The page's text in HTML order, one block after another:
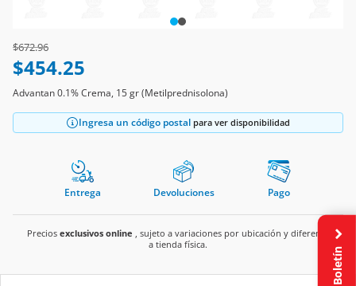
Price reduced from
$672.96to
$454.25
Advantan 0.1% Crema, 15 gr (Metilprednisolona)
Ingresa un código postal para ver disponibilidad
Entrega Devoluciones Pago
Precios exclusivos online , sujeto a variaciones por ubicación y diferente
a tienda física.
Boletín